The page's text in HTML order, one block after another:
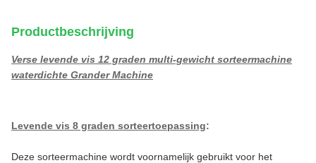
Productbeschrijving
Verse levende vis 12 graden multi-gewicht sorteermachine
waterdichte Grander Machine
Levende vis 8 graden sorteertoepassing:
Deze sorteermachine wordt voornamelijk gebruikt voor het